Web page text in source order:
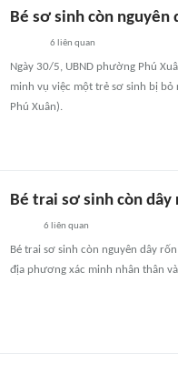
Bé sơ sinh còn
6 liên quan
Ngày 30/5, UBND phường Phú
minh vụ việc một trẻ sơ sinh bị
Phú Xuân).
Bé trai sơ sinh còn
6 liên quan
Bé trai sơ sinh còn nguyên dây
địa phương xác minh nhân thân